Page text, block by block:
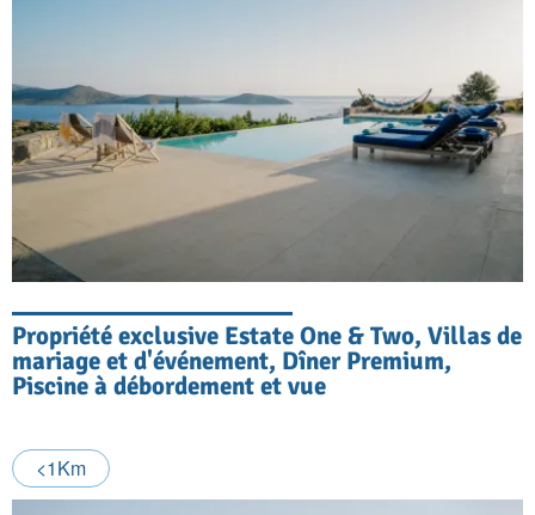
Propriété exclusive Estate One & Two, Villas de
mariage et d'événement, Dîner Premium,
Piscine à débordement et vue
<1Km